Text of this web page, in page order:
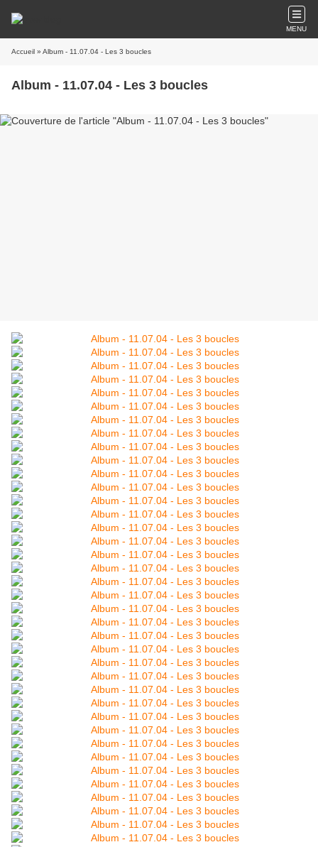
MENU
Accueil » Album - 11.07.04 - Les 3 boucles
Album - 11.07.04 - Les 3 boucles